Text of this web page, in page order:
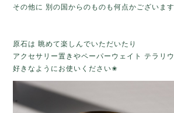
その他に 別の国からのものも何点かございます
原石は 眺めて楽しんでいただいたり
アクセサリー置きやペーパーウェイト テラリ
好きなようにお使いください✬